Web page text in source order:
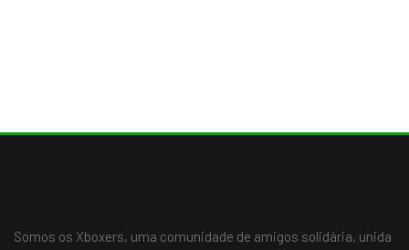
Somos os Xboxers, uma comunidade de amigos solidária, unida